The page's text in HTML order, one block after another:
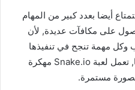
أيضا بعدد كبير من المهام
على مكافآت عديدة, لأن
وكل مهمة تنجح في تنفيذها
تحصل على مكافأة في المقابل لها, تعمل لعبة Snake.io مهكرة
بصورة مستمرة.